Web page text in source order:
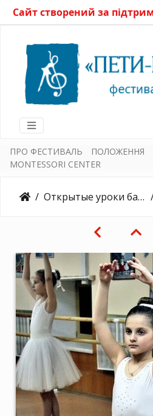
Сайт створений за
ПРО ФЕСТИВАЛЬ ПОЛОЖЕННЯ
MONTESSORI CENTER
Открытые уроки балета 27.05.2017